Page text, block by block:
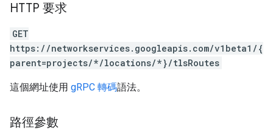
HTTP 要求
GET
https://networkservices.googleapis.com/v1beta1/{
parent=projects/*/locations/*}/tlsRoutes
這個網址使用 gRPC 轉碼語法。
路徑參數